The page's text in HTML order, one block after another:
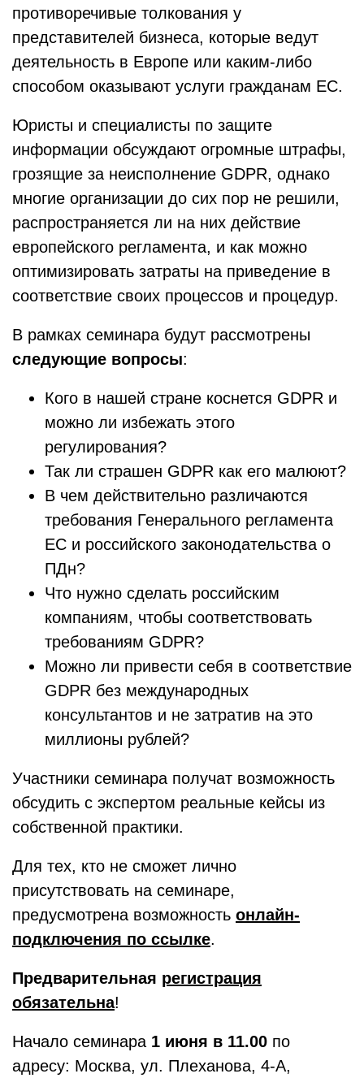
противоречивые толкования у
представителей бизнеса, которые ведут
деятельность в Европе или каким-либо
способом оказывают услуги гражданам ЕС.
Юристы и специалисты по защите
информации обсуждают огромные штрафы,
грозящие за неисполнение GDPR, однако
многие организации до сих пор не решили,
распространяется ли на них действие
европейского регламента, и как можно
оптимизировать затраты на приведение в
соответствие своих процессов и процедур.
В рамках семинара будут рассмотрены
следующие вопросы:
Кого в нашей стране коснется GDPR и
можно ли избежать этого
регулирования?
Так ли страшен GDPR как его малюют?
В чем действительно различаются
требования Генерального регламента
ЕС и российского законодательства о
ПДн?
Что нужно сделать российским
компаниям, чтобы соответствовать
требованиям GDPR?
Можно ли привести себя в соответствие
GDPR без международных
консультантов и не затратив на это
миллионы рублей?
Участники семинара получат возможность
обсудить с экспертом реальные кейсы из
собственной практики.
Для тех, кто не сможет лично
присутствовать на семинаре,
предусмотрена возможность онлайн-
подключения по ссылке.
Предварительная регистрация
обязательна!
Начало семинара 1 июня в 11.00 по
адресу: Москва, ул. Плеханова, 4-А,